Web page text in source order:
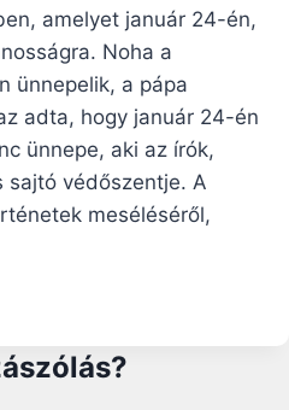
amelyet január 24-én,
Noha a
ünnepelik, a pápa
adta, hogy január 24-én
ünnepe, aki az írók,
sajtó védőszentje. A
meséléséről,